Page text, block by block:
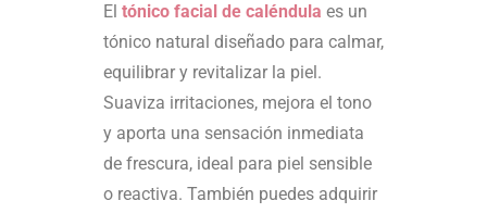
El tónico facial de caléndula es un
tónico natural diseñado para calmar,
equilibrar y revitalizar la piel.
Suaviza irritaciones, mejora el tono
y aporta una sensación inmediata
de frescura, ideal para piel sensible
o reactiva. También puedes adquirir